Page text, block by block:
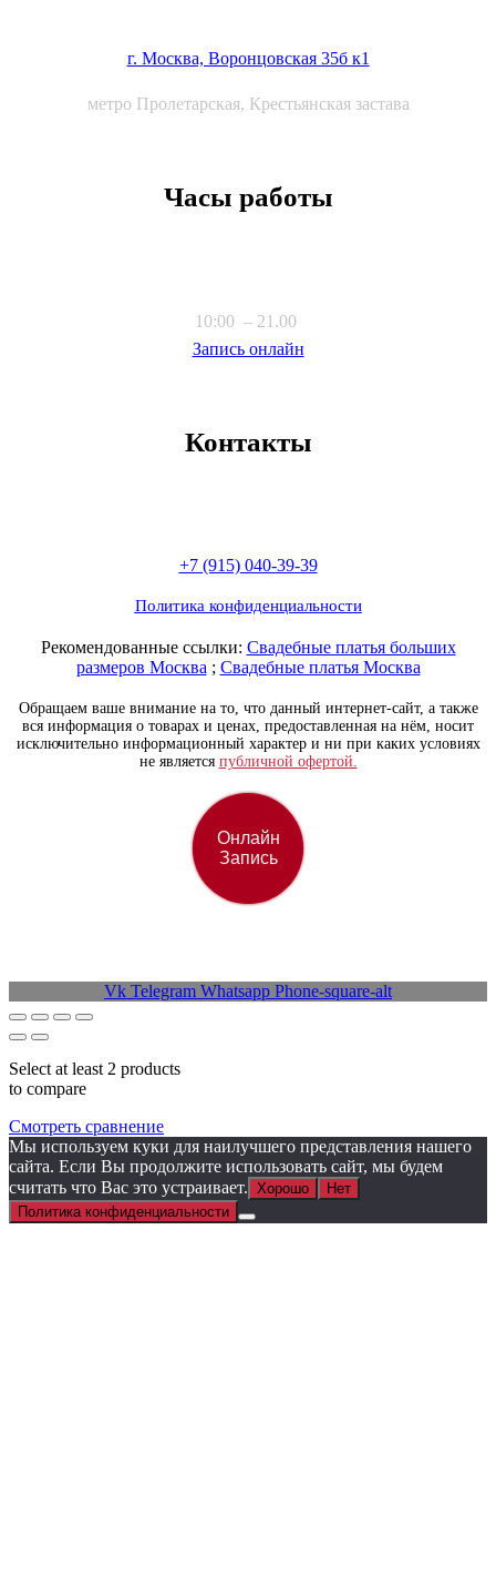
г. Москва, Воронцовская 35б к1
метро Пролетарская, Крестьянская застава
Часы работы
10:00 – 21.00
Запись онлайн
Контакты
+7 (915) 040-39-39
Политика конфиденциальности
Рекомендованные ссылки: Свадебные платья больших
размеров Москва ; Свадебные платья Москва
Обращаем ваше внимание на то, что данный интернет-сайт, а также
вся информация о товарах и ценах, предоставленная на нём, носит
исключительно информационный характер и ни при каких условиях
не является публичной офертой.
Онлайн
Запись
Vk Telegram Whatsapp Phone-square-alt
Select at least 2 products
to compare
Смотреть сравнение
Мы используем куки для наилучшего представления нашего
сайта. Если Вы продолжите использовать сайт, мы будем
считать что Вас это устраивает. Хорошо
Нет
Политика конфиденциальности